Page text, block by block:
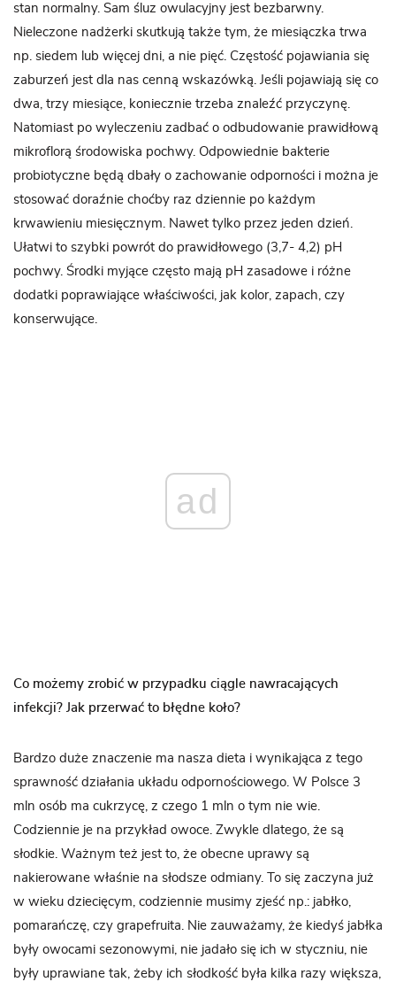
stan normalny. Sam śluz owulacyjny jest bezbarwny.
Nieleczone nadżerki skutkują także tym, że miesiączka trwa
np. siedem lub więcej dni, a nie pięć. Częstość pojawiania się
zaburzeń jest dla nas cenną wskazówką. Jeśli pojawiają się co
dwa, trzy miesiące, koniecznie trzeba znaleźć przyczynę.
Natomiast po wyleczeniu zadbać o odbudowanie prawidłową
mikroflorą środowiska pochwy. Odpowiednie bakterie
probiotyczne będą dbały o zachowanie odporności i można je
stosować doraźnie choćby raz dziennie po każdym
krwawieniu miesięcznym. Nawet tylko przez jeden dzień.
Ułatwi to szybki powrót do prawidłowego (3,7- 4,2) pH
pochwy. Środki myjące często mają pH zasadowe i różne
dodatki poprawiające właściwości, jak kolor, zapach, czy
konserwujące.
ad
Co możemy zrobić w przypadku ciągle nawracających
infekcji? Jak przerwać to błędne koło?
Bardzo duże znaczenie ma nasza dieta i wynikająca z tego
sprawność działania układu odpornościowego. W Polsce 3
mln osób ma cukrzycę, z czego 1 mln o tym nie wie.
Codziennie je na przykład owoce. Zwykle dlatego, że są
słodkie. Ważnym też jest to, że obecne uprawy są
nakierowane właśnie na słodsze odmiany. To się zaczyna już
w wieku dziecięcym, codziennie musimy zjeść np.: jabłko,
pomarańczę, czy grapefruita. Nie zauważamy, że kiedyś jabłka
były owocami sezonowymi, nie jadało się ich w styczniu, nie
były uprawiane tak, żeby ich słodkość była kilka razy większa,